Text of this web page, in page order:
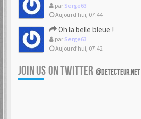
par Serge63
Aujourd’hui, 07:44
Oh la belle bleue !
par Serge63
Aujourd’hui, 07:42
JOIN US ON TWITTER @DETECTEUR.NET